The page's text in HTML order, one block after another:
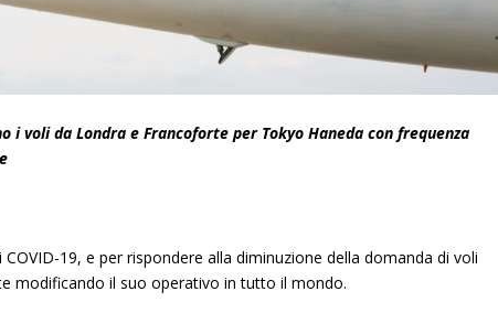
i voli da Londra e Francoforte per Tokyo Haneda con frequenza
19, e per rispondere alla diminuzione della domanda di voli
modificando il suo operativo in tutto il mondo.